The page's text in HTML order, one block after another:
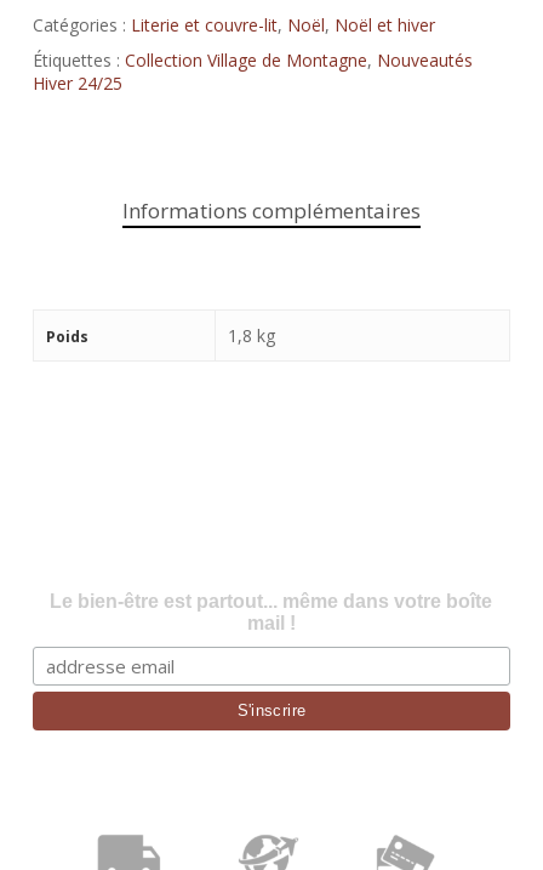
Catégories : Literie et couvre-lit, Noël, Noël et hiver
Étiquettes : Collection Village de Montagne, Nouveautés
Hiver 24/25
Informations complémentaires
Poids 1,8 kg
Le bien-être est partout... même dans votre boîte
mail !